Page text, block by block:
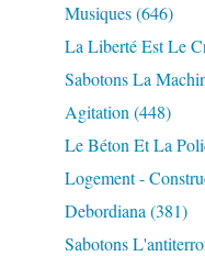
Musiques(646)
La Liberté Est Le
Sabotons La
Agitation (448)
Le Béton Et La
Logement -
Debordiana (381)
Sabotons